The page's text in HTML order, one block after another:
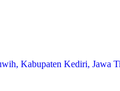
Kabupaten Kediri, Jawa